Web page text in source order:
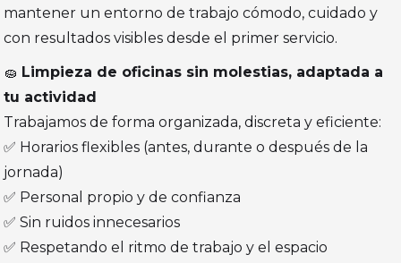
mantener un entorno de trabajo cómodo, cuidado y
con resultados visibles desde el primer servicio.
🧽 Limpieza de oficinas sin molestias, adaptada a
tu actividad
Trabajamos de forma organizada, discreta y eficiente:
✅ Horarios flexibles (antes, durante o después de la
jornada)
✅ Personal propio y de confianza
✅ Sin ruidos innecesarios
✅ Respetando el ritmo de trabajo y el espacio